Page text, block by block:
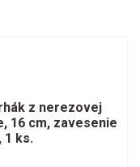
z nerezovej
16 cm, zavesenie
1 ks.